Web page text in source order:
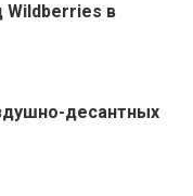
Wildberries в
десантных